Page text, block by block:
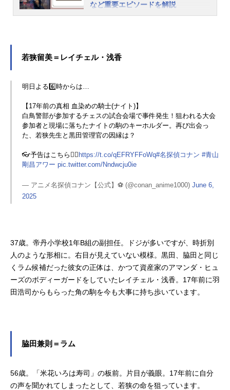
など重要エピソードを解説
『名探偵コナン』は、週刊少年サン
画。TVアニメシリーズは長きにわた
り親しまれ、劇場版も大ヒットを記
く登場。警視庁捜査一課管理官の黒
田兵衛は初登場時から怪しげなオー
ラを纏い、黒ずくめの組織のNo.2で
た。果たしてその正体は……？本稿
では、そんな黒田兵衛の情報をまと
一覧、重要エピソードも解説してい
視庁捜査一課管理官＿＿＿＿黒田兵
衛#隻眼の残像(フラッシュバック)大
ヒット上映中?⋆͛pic.twitter.com/99M7
SEpM69—劇場版名探偵コナン【公
式】(@conan_movie)April26,2025
察庁から長野県警に出向してきま
し...
若狭留美＝レイチェル・浅香
明日よる6️⃣時からは…
【17年前の真相 血染めの騎士(ナイト)】
白鳥警部が参加するチェスの試合会場で事件発生！狙われる大会
参加者と現場に落ちたナイトの駒のキーホルダー。再び出会っ
た、若狭先生と黒田管理官の因縁は？
👓予告はこちら🕵️‍♂️ https://t.co/qEFRYFFoWq#名探偵コナン #青山
剛昌アワー pic.twitter.com/Nndwcju0ie
— アニメ名探偵コナン【公式】⚽️ (@conan_anime1000) June 6,
2025
37歳。帝丹小学校1年B組の副担任。ドジが多いですが、時折別
人のような形相に。右目が見えていない模様。黒田、脇田と同じ
くラム候補だった彼女の正体は、かつて資産家のアマンダ・ヒュ
ーズのボディーガードをしていたレイチェル・浅香。17年前に羽
田浩司からもらった角の駒を今も大事に持ち歩いています。
脇田兼則＝ラム
56歳。「米花いろは寿司」の板前。片目が義眼。17年前に自分
の声を聞かれてしまったとして、若狭の命を狙っています。